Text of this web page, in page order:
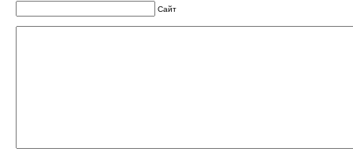
Сайт